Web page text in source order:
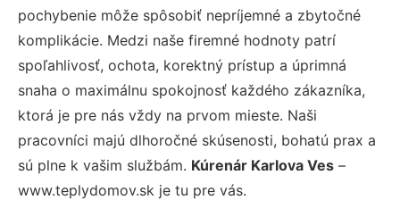
pochybenie môže spôsobiť nepríjemné a zbytočné
komplikácie. Medzi naše firemné hodnoty patrí
spoľahlivosť, ochota, korektný prístup a úprimná
snaha o maximálnu spokojnosť každého zákazníka,
ktorá je pre nás vždy na prvom mieste. Naši
pracovníci majú dlhoročné skúsenosti, bohatú prax a
sú plne k vašim službám. Kúrenár Karlova Ves –
www.teplydomov.sk je tu pre vás.